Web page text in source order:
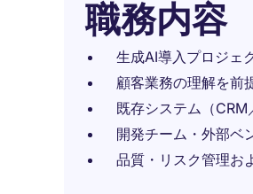
職務内容
生成AI導入プロジェ
顧客業務の理解を前
既存システム（
開発チーム・外部ベ
品質・リスク管理お